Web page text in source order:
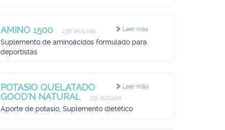
Leer más
AMINO 1500 438 lecturas
Suplemento de aminoácidos formulado para
deportistas
Leer más
POTASIO QUELATADO
GOOD'N NATURAL
115 lecturas
Aporte de potasio, Suplemento dietético